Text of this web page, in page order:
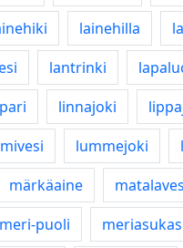
lainehilla
lantrinki
linnajoki
lummejoki
märkäaine
meri-puoli meriasukas